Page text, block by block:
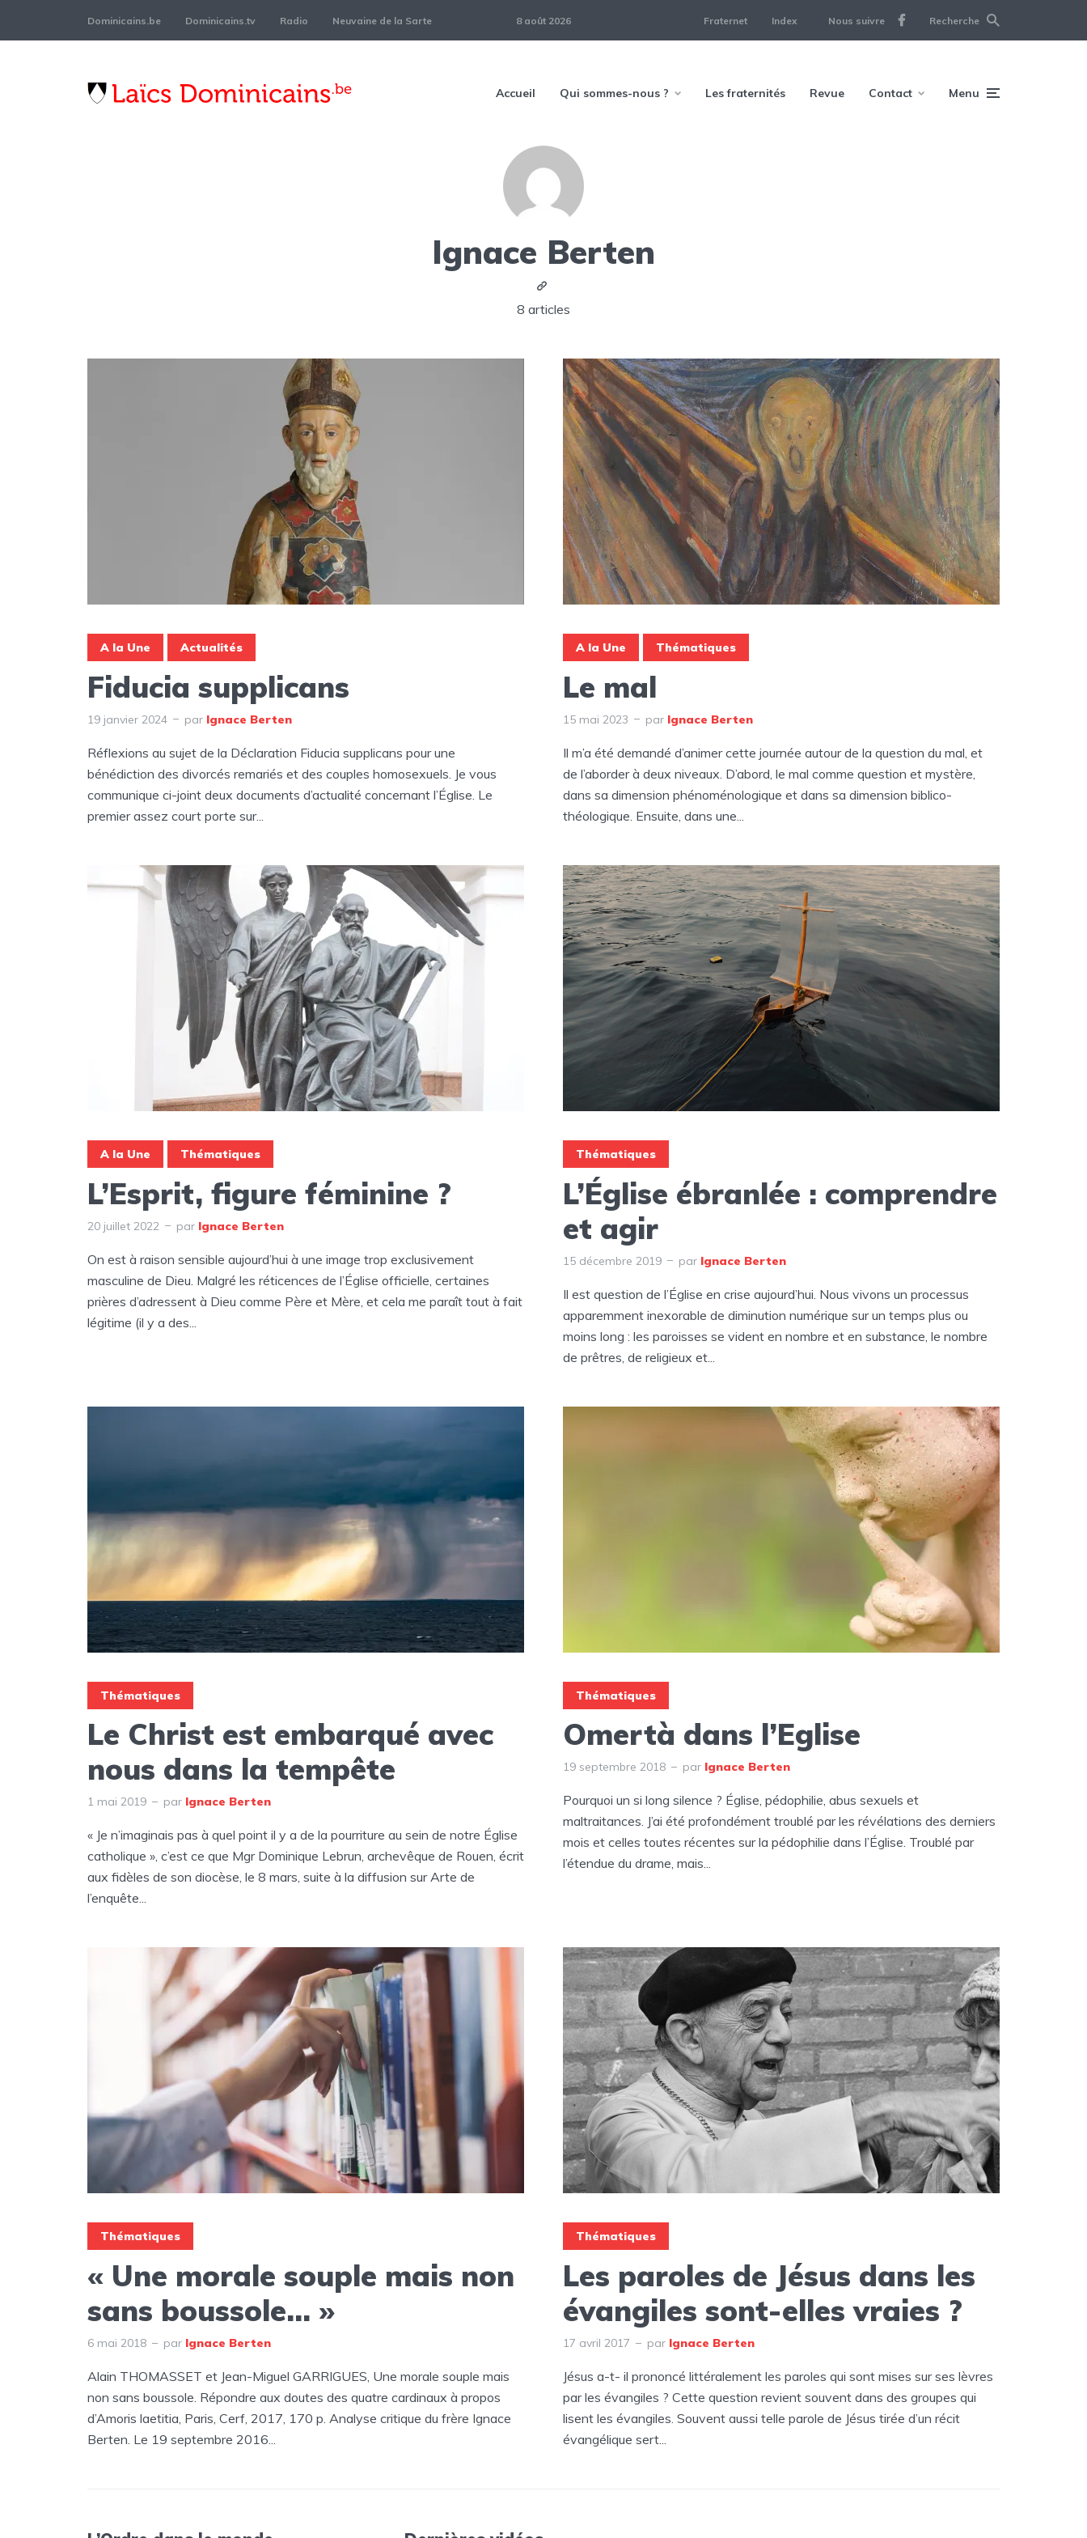
Dominicains.be Dominicains.tv Radio Neuvaine de la Sarte 8 août 2026 Fraternet Index Nous suivre Recherche
Accueil Qui sommes-nous ? Les fraternités Revue Contact Menu
Ignace Berten
8 articles
A la Une Actualités
Fiducia supplicans
19 janvier 2024 par Ignace Berten
Réflexions au sujet de la Déclaration Fiducia supplicans pour une
bénédiction des divorcés remariés et des couples homosexuels. Je vous
communique ci-joint deux documents d’actualité concernant l’Église. Le
premier assez court porte sur...
A la Une Thématiques
Le mal
15 mai 2023 par Ignace Berten
Il m’a été demandé d’animer cette journée autour de la question du mal, et
de l’aborder à deux niveaux. D’abord, le mal comme question et mystère,
dans sa dimension phénoménologique et dans sa dimension biblico-
théologique. Ensuite, dans une...
A la Une Thématiques
L’Esprit, figure féminine ?
20 juillet 2022 par Ignace Berten
On est à raison sensible aujourd’hui à une image trop exclusivement
masculine de Dieu. Malgré les réticences de l’Église officielle, certaines
prières d’adressent à Dieu comme Père et Mère, et cela me paraît tout à fait
légitime (il y a des...
Thématiques
L’Église ébranlée : comprendre
et agir
15 décembre 2019 par Ignace Berten
Il est question de l’Église en crise aujourd’hui. Nous vivons un processus
apparemment inexorable de diminution numérique sur un temps plus ou
moins long : les paroisses se vident en nombre et en substance, le nombre
de prêtres, de religieux et...
Thématiques
Le Christ est embarqué avec
nous dans la tempête
1 mai 2019 par Ignace Berten
« Je n’imaginais pas à quel point il y a de la pourriture au sein de notre Église
catholique », c’est ce que Mgr Dominique Lebrun, archevêque de Rouen, écrit
aux fidèles de son diocèse, le 8 mars, suite à la diffusion sur Arte de
l’enquête...
Thématiques
Omertà dans l’Eglise
19 septembre 2018 par Ignace Berten
Pourquoi un si long silence ? Église, pédophilie, abus sexuels et
maltraitances. J’ai été profondément troublé par les révélations des derniers
mois et celles toutes récentes sur la pédophilie dans l’Église. Troublé par
l’étendue du drame, mais...
Thématiques
« Une morale souple mais non
sans boussole… »
6 mai 2018 par Ignace Berten
Alain THOMASSET et Jean-Miguel GARRIGUES, Une morale souple mais
non sans boussole. Répondre aux doutes des quatre cardinaux à propos
d’Amoris laetitia, Paris, Cerf, 2017, 170 p. Analyse critique du frère Ignace
Berten. Le 19 septembre 2016...
Thématiques
Les paroles de Jésus dans les
évangiles sont-elles vraies ?
17 avril 2017 par Ignace Berten
Jésus a-t- il prononcé littéralement les paroles qui sont mises sur ses lèvres
par les évangiles ? Cette question revient souvent dans des groupes qui
lisent les évangiles. Souvent aussi telle parole de Jésus tirée d’un récit
évangélique sert...